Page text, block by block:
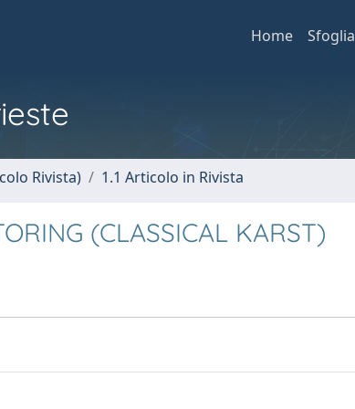
Home Sfoglia
Rivista) 1.1 Articolo in Rivista
(CLASSICAL KARST)